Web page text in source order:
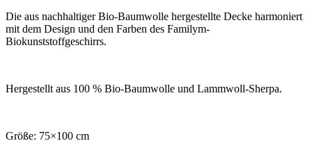
Die aus nachhaltiger Bio-Baumwolle hergestellte Decke harmoniert
mit dem Design und den Farben des Familym-
Biokunststoffgeschirrs.
Hergestellt aus 100 % Bio-Baumwolle und Lammwoll-Sherpa.
Größe: 75×100 cm